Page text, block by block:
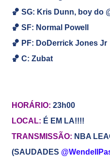
🏀 SG: Kris Dunn, boy do
🏀 SF: Normal Powell
🏀 PF: DoDerrick Jones Jr
🏀 C: Zubat
HORÁRIO: 23h00
LOCAL: É EM LA!!!!
TRANSMISSÃO: NBA
(SAUDADES